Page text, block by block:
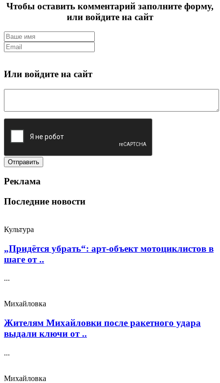
Чтобы оставить комментарий заполните форму,
или войдите на сайт
Или войдите на сайт
Реклама
Последние новости
Культура
„Придётся убрать“: арт‑объект мотоциклистов в
шаге от ..
...
Михайловка
Жителям Михайловки после ракетного удара
выдали ключи от ..
...
Михайловка